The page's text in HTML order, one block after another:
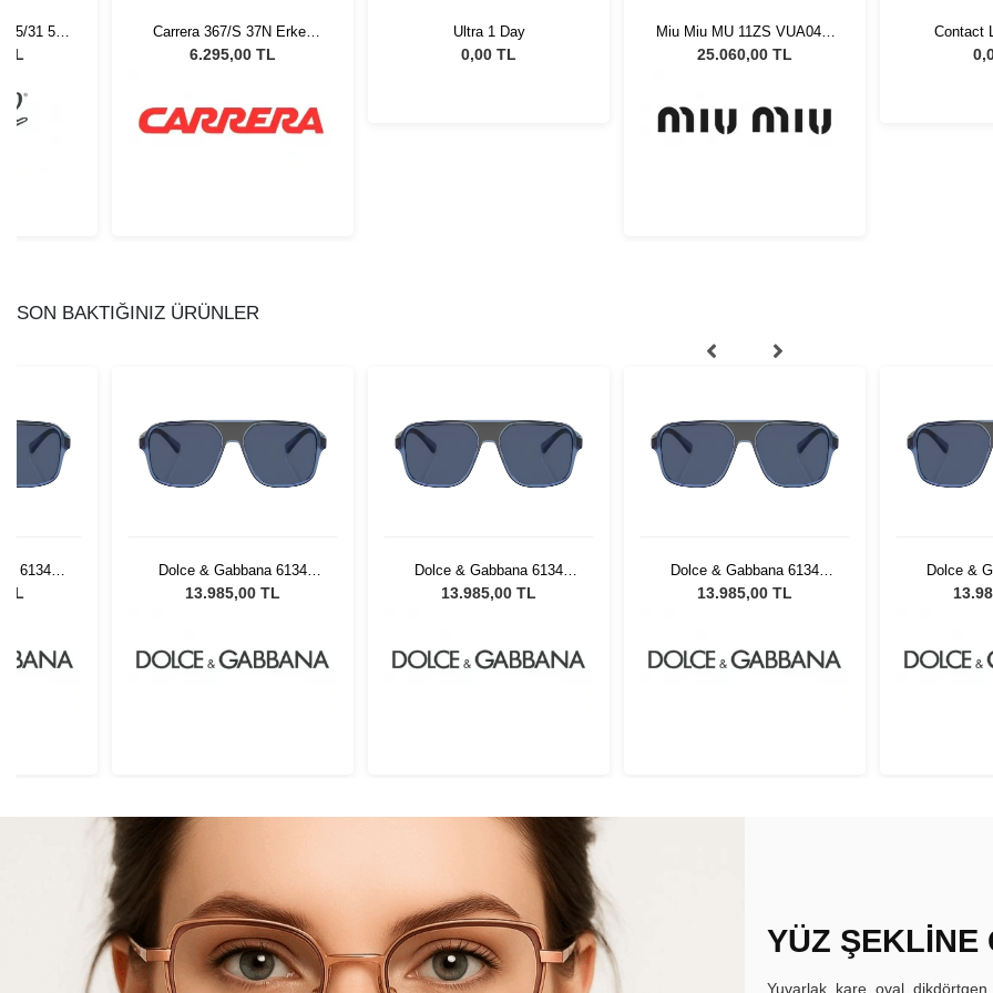
Erkek
Ultra 1 Day
0,00 TL
Miu Miu MU 11ZS VUA04M
51 Kadın Güneş Gözlüğü
25.060,00 TL
Contact LIFE TORIC
0,00 TL
Carrera
SON BAKTIĞINIZ ÜRÜNLER
6134
Güneş
TL
Dolce & Gabbana 6134
32588057 Unisex Güneş
13.985,00 TL
Dolce & Gabbana 6134
32588057 Unisex Güneş
13.985,00 TL
Dolce & Gabbana 6134
32588057 Unisex Güneş
13.985,00 TL
Dolce &
32588057
YÜZ ŞEKLİNE
Yuvarlak, kare, oval,